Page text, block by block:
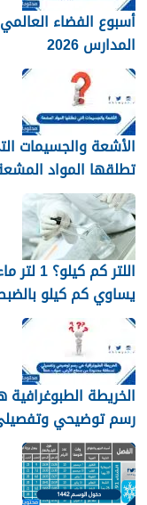
أسبوع الفضاء
المدارس 2026
الأشعة والجسيمات
تطلقها المواد
اللتر كم كيلو؟ 1
يساوي كم كيلو
الخريطة
رسم توضيحي
لمنطقة محدودة من
الأرض. صواب خطأ